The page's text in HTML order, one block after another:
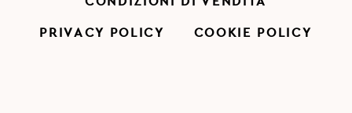
PRIVACY POLICY COOKIE POLICY